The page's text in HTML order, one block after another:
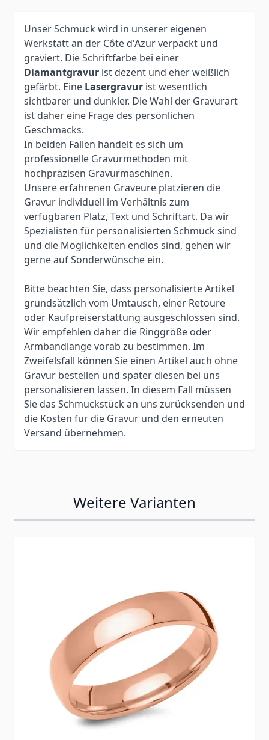
Unser Schmuck wird in unserer eigenen
Werkstatt an der Côte d'Azur verpackt und
graviert. Die Schriftfarbe bei einer
Diamantgravur ist dezent und eher weißlich
gefärbt. Eine Lasergravur ist wesentlich
sichtbarer und dunkler. Die Wahl der Gravurart
ist daher eine Frage des persönlichen
Geschmacks.
In beiden Fällen handelt es sich um
professionelle Gravurmethoden mit
hochpräzisen Gravurmaschinen.
Unsere erfahrenen Graveure platzieren die
Gravur individuell im Verhältnis zum
verfügbaren Platz, Text und Schriftart. Da wir
Spezialisten für personalisierten Schmuck sind
und die Möglichkeiten endlos sind, gehen wir
gerne auf Sonderwünsche ein.
Bitte beachten Sie, dass personalisierte Artikel
grundsätzlich vom Umtausch, einer Retoure
oder Kaufpreiserstattung ausgeschlossen sind.
Wir empfehlen daher die Ringgröße oder
Armbandlänge vorab zu bestimmen. Im
Zweifelsfall können Sie einen Artikel auch ohne
Gravur bestellen und später diesen bei uns
personalisieren lassen. In diesem Fall müssen
Sie das Schmuckstück an uns zurücksenden und
die Kosten für die Gravur und den erneuten
Versand übernehmen.
Weitere Varianten